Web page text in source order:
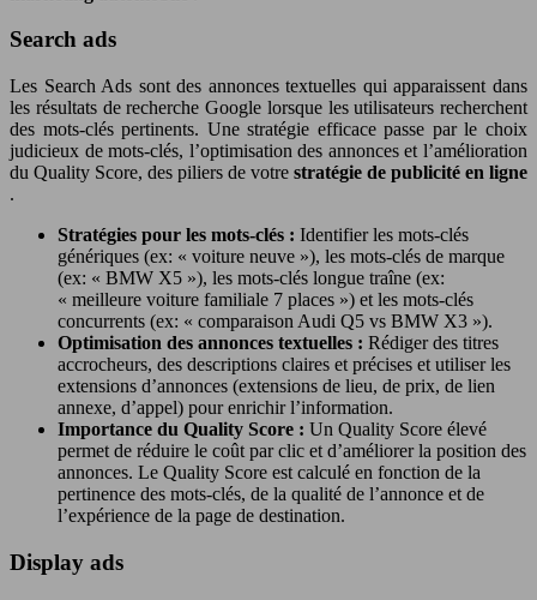
Search ads
Les Search Ads sont des annonces textuelles qui apparaissent dans
les résultats de recherche Google lorsque les utilisateurs recherchent
des mots-clés pertinents. Une stratégie efficace passe par le choix
judicieux de mots-clés, l’optimisation des annonces et l’amélioration
du Quality Score, des piliers de votre stratégie de publicité en ligne
.
Stratégies pour les mots-clés : Identifier les mots-clés
génériques (ex: « voiture neuve »), les mots-clés de marque
(ex: « BMW X5 »), les mots-clés longue traîne (ex:
« meilleure voiture familiale 7 places ») et les mots-clés
concurrents (ex: « comparaison Audi Q5 vs BMW X3 »).
Optimisation des annonces textuelles : Rédiger des titres
accrocheurs, des descriptions claires et précises et utiliser les
extensions d’annonces (extensions de lieu, de prix, de lien
annexe, d’appel) pour enrichir l’information.
Importance du Quality Score : Un Quality Score élevé
permet de réduire le coût par clic et d’améliorer la position des
annonces. Le Quality Score est calculé en fonction de la
pertinence des mots-clés, de la qualité de l’annonce et de
l’expérience de la page de destination.
Display ads